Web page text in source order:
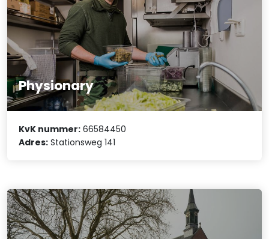
Physionary
KvK nummer: 66584450
Adres: Stationsweg 141